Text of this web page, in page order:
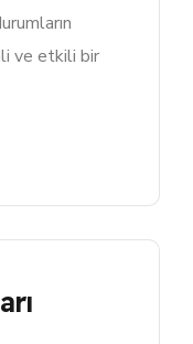
ve etkili bir